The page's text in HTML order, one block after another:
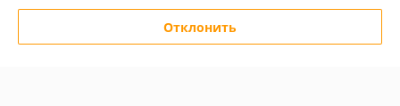
График работы
Отклонить